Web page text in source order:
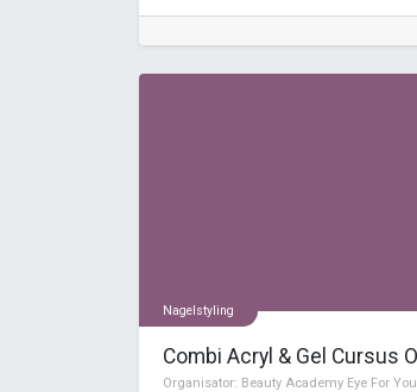
Nagelstyling
Organisator: Beauty Academy Eye For You